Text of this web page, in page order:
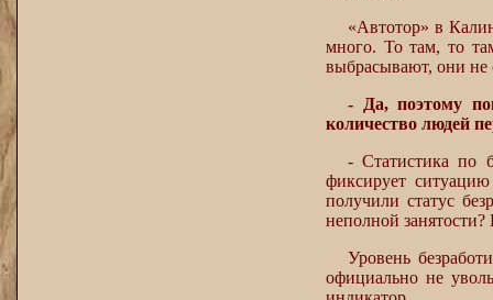
«Автотор» в
много. То там, то
выбрасывают, они не
- Да, поэтому
количество людей
- Статистика по
фиксирует
получили статус
неполной
Уровень
официально не